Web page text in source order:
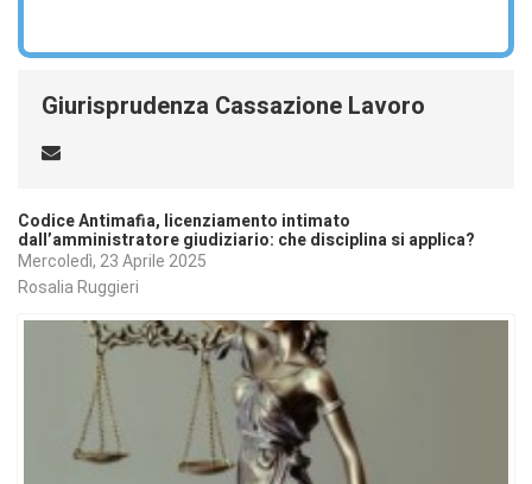
Giurisprudenza Cassazione Lavoro
Codice Antimafia, licenziamento intimato
dall’amministratore giudiziario: che disciplina si applica?
Mercoledì, 23 Aprile 2025
Rosalia Ruggieri